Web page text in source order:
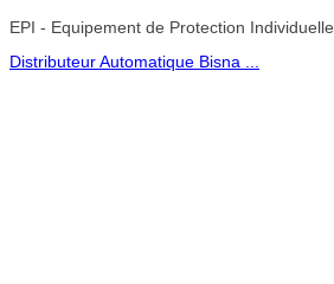
EPI - Equipement de Protection Individuelle
Distributeur Automatique Bisna ...